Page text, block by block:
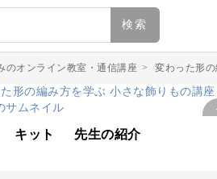
検索
のオンライン教室・通信講座 > 変わった形
キット 先生の紹介